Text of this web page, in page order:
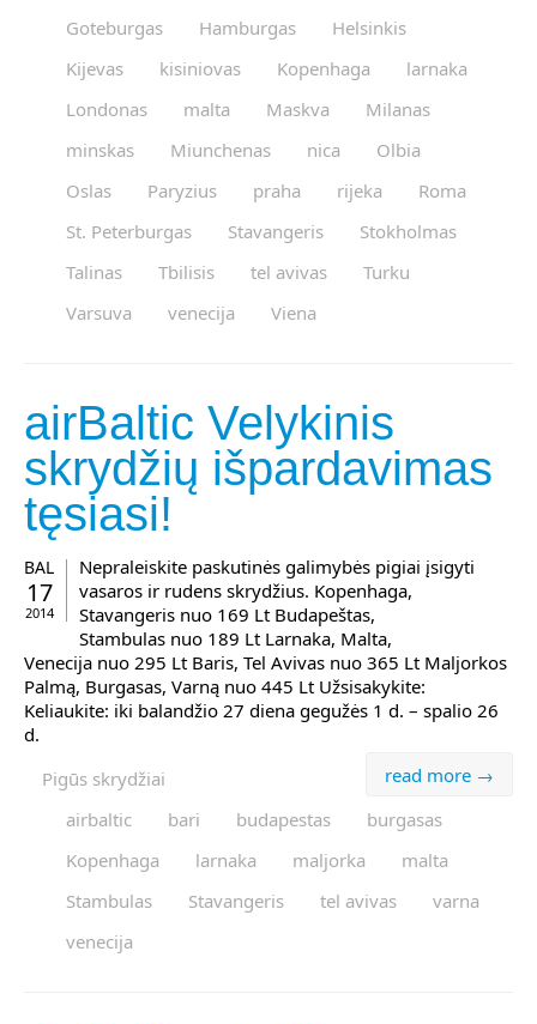
Goteburgas
Hamburgas
Helsinkis
Kijevas
kisiniovas Kopenhaga
larnaka
Londonas
malta Maskva
Milanas
minskas
Miunchenas nica
Olbia
Oslas
Paryzius praha rijeka
Roma
St. Peterburgas
Stavangeris
Stokholmas
Talinas
Tbilisis tel avivas
Turku
Varsuva
venecija Viena
airBaltic Velykinis
skrydžių išpardavimas
tęsiasi!
BAL
17
2014
Nepraleiskite paskutinės galimybės pigiai įsigyti
vasaros ir rudens skrydžius. Kopenhaga,
Stavangeris nuo 169 Lt Budapeštas,
Stambulas nuo 189 Lt Larnaka, Malta,
Venecija nuo 295 Lt Baris, Tel Avivas nuo 365 Lt Maljorkos
Palmą, Burgasas, Varną nuo 445 Lt Užsisakykite:
Keliaukite: iki balandžio 27 diena gegužės 1 d. – spalio 26
d.
read more →
Pigūs skrydžiai
airbaltic
bari budapestas
burgasas
Kopenhaga
larnaka maljorka
malta
Stambulas
Stavangeris tel avivas
varna
venecija